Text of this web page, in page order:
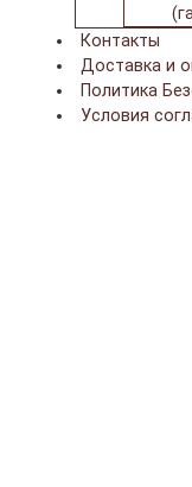
Контакты
Доставка и
Политика
Условия